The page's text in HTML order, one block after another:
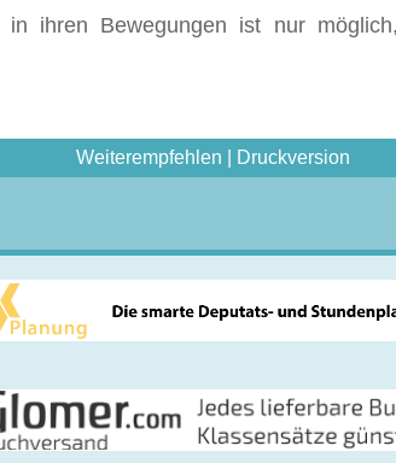
ihren Bewegungen ist nur
Weiterempfehlen Druckversion